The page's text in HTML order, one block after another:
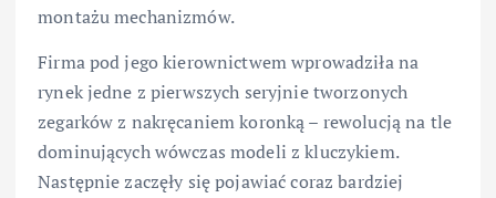
montażu mechanizmów.
Firma pod jego kierownictwem wprowadziła na
rynek jedne z pierwszych seryjnie tworzonych
zegarków z nakręcaniem koronką – rewolucją na tle
dominujących wówczas modeli z kluczykiem.
Następnie zaczęły się pojawiać coraz bardziej